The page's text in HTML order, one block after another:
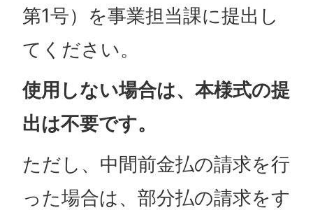
第1号）を事業担当課に提出し
てください。
使用しない場合は、本様式の提
出は不要です。
ただし、中間前金払の請求を行
った場合は、部分払の請求をす